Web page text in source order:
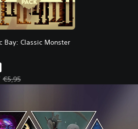
Bay: Classic Monster
€2,97. Alkuperäinen hinta, €5,95.
€5,95